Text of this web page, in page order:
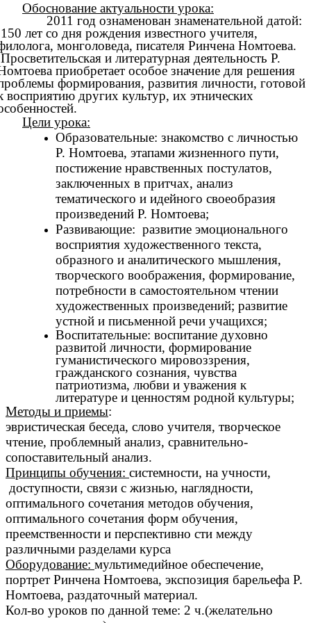
Обоснование актуальности урока:
2011 год ознаменован знаменательной датой:
лет со дня рождения известного учителя,
монголоведа, писателя Ринчена Номтоева.
и литературная деятельность Р.
приобретает особое значение для решения
формирования, развития личности, готовой
восприятию других культур, их этнических
Цели урока:
Образовательные: знакомство с личностью
Р. Номтоева, этапами жизненного пути,
постижение нравственных постулатов,
заключенных в притчах, анализ
тематического и идейного своеобразия
произведений Р. Номтоева;
Развивающие: развитие эмоционального
восприятия художественного текста,
образного и аналитического мышления,
творческого воображения, формирование,
потребности в самостоятельном чтении
художественных произведений; развитие
устной и письменной речи учащихся;
Воспитательные: воспитание духовно
развитой личности, формирование
гуманистического мировоззрения,
гражданского сознания, чувства
патриотизма, любви и уважения к
литературе и ценностям родной культуры;
Методы и приемы:
эвристическая беседа, слово учителя, творческое
чтение, проблемный анализ, сравнительно-
сопоставительный анализ.
Принципы обучения: системности, на учности,
доступности, связи с жизнью, наглядности,
оптимального сочетания методов обучения,
оптимального сочетания форм обучения,
преемственности и перспективно сти между
различными разделами курса
Оборудование: мультимедийное обеспечение,
портрет Ринчена Номтоева, экспозиция барельефа Р.
Номтоева, раздаточный материал.
Кол-во уроков по данной теме: 2 ч.(желательно